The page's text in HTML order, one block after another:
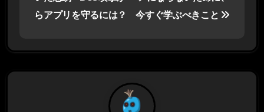
ビ
ゲ
ー
らアプリを守るには？
今すぐ学ぶべきこと